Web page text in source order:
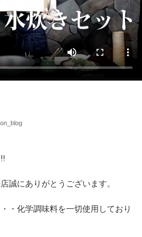
誠にありがとうございます。
・化学調味料を一切使用しており